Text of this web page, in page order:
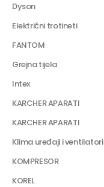
Dyson
Električni trotineti
FANTOM
Grejna tijela
Intex
KARCHER APARATI
KARCHER APARATI
Klima uređaji i ventilatori
KOMPRESOR
KOREL